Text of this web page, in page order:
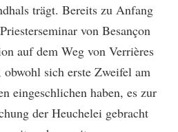
trägt. Bereits zu Anfang
von Besançon
auf dem Weg von Verrières
sich erste Zweifel am
eingeschlichen haben, es zur
der Heuchelei gebracht